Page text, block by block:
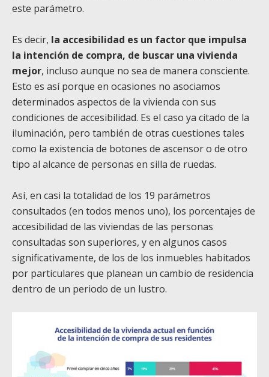
este parámetro.
Es decir, la accesibilidad es un factor que impulsa
la intención de compra, de buscar una vivienda
mejor, incluso aunque no sea de manera consciente.
Esto es así porque en ocasiones no asociamos
determinados aspectos de la vivienda con sus
condiciones de accesibilidad. Es el caso ya citado de la
iluminación, pero también de otras cuestiones tales
como la existencia de botones de ascensor o de otro
tipo al alcance de personas en silla de ruedas.
Así, en casi la totalidad de los 19 parámetros
consultados (en todos menos uno), los porcentajes de
accesibilidad de las viviendas de las personas
consultadas son superiores, y en algunos casos
significativamente, de los de los inmuebles habitados
por particulares que planean un cambio de residencia
dentro de un periodo de un lustro.